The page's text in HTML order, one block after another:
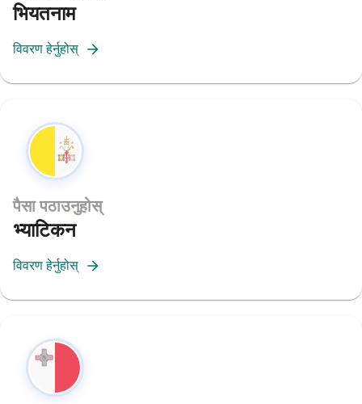
भियतनाम
विवरण हेर्नुहोस्
पैसा पठाउनुहोस्
भ्याटिकन
विवरण हेर्नुहोस्